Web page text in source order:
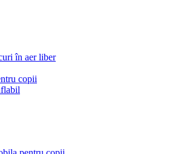
în aer liber
copii